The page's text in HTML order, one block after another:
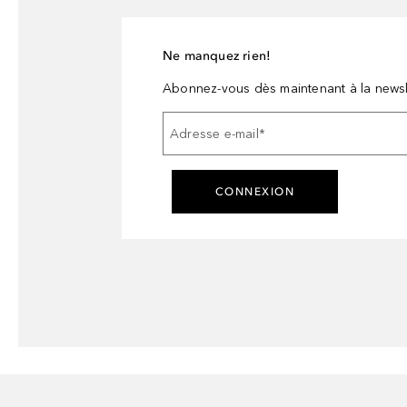
Ne manquez rien!
Abonnez-vous dès maintenant à la
Adresse e-mail *
CONNEXION